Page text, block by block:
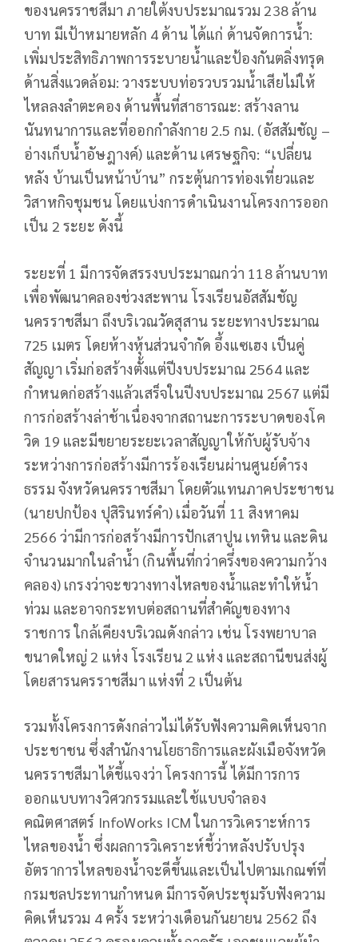
ของนครราชสีมา ภายใต้งบประมาณรวม 238 ล้าน
บาท มีเป้าหมายหลัก 4 ด้าน ได้แก่ ด้านจัดการน้ำ:
เพิ่มประสิทธิภาพการระบายน้ำและป้องกันตลิ่งทรุด
ด้านสิ่งแวดล้อม: วางระบบท่อรวบรวมน้ำเสียไม่ให้
ไหลลงลำตะคอง ด้านพื้นที่สาธารณะ: สร้างลาน
นันทนาการและที่ออกกำลังกาย 2.5 กม. (อัสสัมชัญ –
อ่างเก็บน้ำอัษฎางค์) และด้าน เศรษฐกิจ: “เปลี่ยน
หลัง บ้านเป็นหน้าบ้าน” กระตุ้นการท่องเที่ยวและ
วิสาหกิจชุมชน โดยแบ่งการดำเนินงานโครงการออก
เป็น 2 ระยะ ดังนี้
ระยะที่ 1 มีการจัดสรรงบประมาณกว่า 118 ล้านบาท
เพื่อพัฒนาคลองช่วงสะพาน โรงเรียนอัสสัมชัญ
นครราชสีมา ถึงบริเวณวัดสุสาน ระยะทางประมาณ
725 เมตร โดยห้างหุ้นส่วนจำกัด อึ้งแซเฮง เป็นคู่
สัญญา เริ่มก่อสร้างตั้งแต่ปีงบประมาณ 2564 และ
กำหนดก่อสร้างแล้วเสร็จในปีงบประมาณ 2567 แต่มี
การก่อสร้างล่าช้าเนื่องจากสถานะการระบาดของโค
วิด 19 และมีขยายระยะเวลาสัญญาให้กับผู้รับจ้าง
ระหว่างการก่อสร้างมีการร้องเรียนผ่านศูนย์ดำรง
ธรรม จังหวัดนครราชสีมา โดยตัวแทนภาคประชาชน
(นายปกป้อง ปุสิรินทร์คำ) เมื่อวันที่ 11 สิงหาคม
2566 ว่ามีการก่อสร้างมีการปักเสาปูน เทหิน และดิน
จำนวนมากในลำน้ำ (กินพื้นที่กว่าครึ่งของความกว้าง
คลอง) เกรงว่าจะขวางทางไหลของน้ำและทำให้น้ำ
ท่วม และอาจกระทบต่อสถานที่สำคัญของทาง
ราชการ ใกล้เคียงบริเวณดังกล่าว เช่น โรงพยาบาล
ขนาดใหญ่ 2 แห่ง โรงเรียน 2 แห่ง และสถานีขนส่งผู้
โดยสารนครราชสีมา แห่งที่ 2 เป็นต้น
รวมทั้งโครงการดังกล่าวไม่ได้รับฟังความคิดเห็นจาก
ประชาชน ซึ่งสำนักงานโยธาธิการและผังเมือจังหวัด
นครราชสีมาได้ชี้แจงว่า โครงการนี้ ได้มีการการ
ออกแบบทางวิศวกรรมและใช้แบบจำลอง
คณิตศาสตร์ InfoWorks ICM ในการวิเคราะห์การ
ไหลของน้ำ ซึ่งผลการวิเคราะห์ชี้ว่าหลังปรับปรุง
อัตราการไหลของน้ำจะดีขึ้นและเป็นไปตามเกณฑ์ที่
กรมชลประทานกำหนด มีการจัดประชุมรับฟังความ
คิดเห็นรวม 4 ครั้ง ระหว่างเดือนกันยายน 2562 ถึง